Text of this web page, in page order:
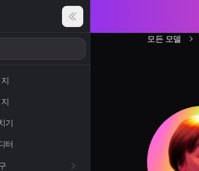
기
터
모든 모델